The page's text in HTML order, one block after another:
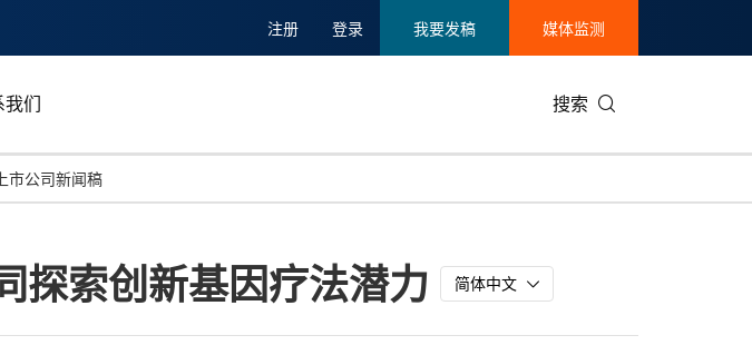
注册 登录 我要发稿 媒体监测
我们 搜索
投资并购
碳中和
能源化工与环保
娱乐时尚与艺术
马来西亚
新加坡
上市公司新闻稿
探索创新基因疗法潜力 简体中文